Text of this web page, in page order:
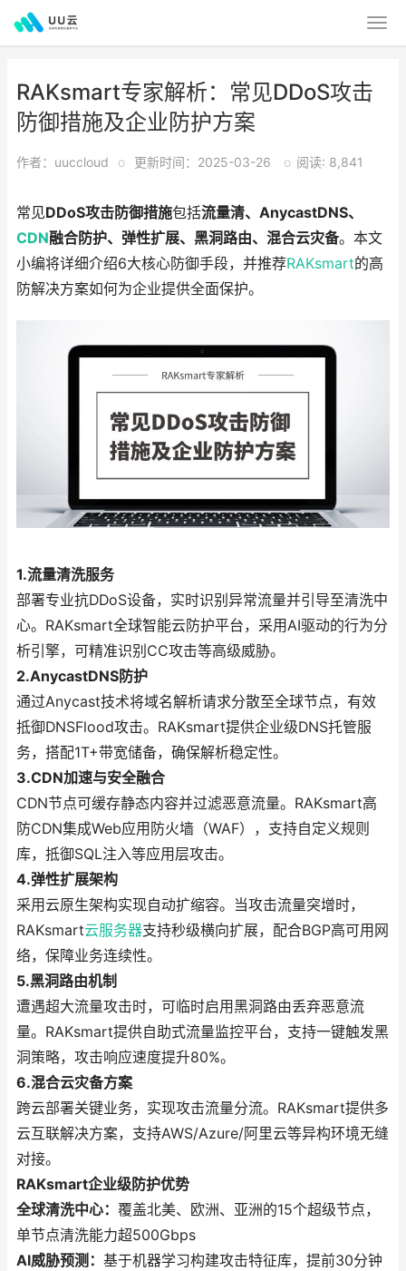
RAKsmart专家解析：常见DDoS攻击
防御措施及企业防护方案
作者：uuccloud o 更新时间：2025-03-26 o 阅读: 8,841
常见DDoS攻击防御措施包括流量清、AnycastDNS、
CDN融合防护、弹性扩展、黑洞路由、混合云灾备。本文
小编将详细介绍6大核心防御手段，并推荐RAKsmart的高
防解决方案如何为企业提供全面保护。
1.流量清洗服务
部署专业抗DDoS设备，实时识别异常流量并引导至清洗中
心。RAKsmart全球智能云防护平台，采用AI驱动的行为分
析引擎，可精准识别CC攻击等高级威胁。
2.AnycastDNS防护
通过Anycast技术将域名解析请求分散至全球节点，有效
抵御DNSFlood攻击。RAKsmart提供企业级DNS托管服
务，搭配1T+带宽储备，确保解析稳定性。
3.CDN加速与安全融合
CDN节点可缓存静态内容并过滤恶意流量。RAKsmart高
防CDN集成Web应用防火墙（WAF），支持自定义规则
库，抵御SQL注入等应用层攻击。
4.弹性扩展架构
采用云原生架构实现自动扩缩容。当攻击流量突增时，
RAKsmart云服务器支持秒级横向扩展，配合BGP高可用网
络，保障业务连续性。
5.黑洞路由机制
遭遇超大流量攻击时，可临时启用黑洞路由丢弃恶意流
量。RAKsmart提供自助式流量监控平台，支持一键触发黑
洞策略，攻击响应速度提升80%。
6.混合云灾备方案
跨云部署关键业务，实现攻击流量分流。RAKsmart提供多
云互联解决方案，支持AWS/Azure/阿里云等异构环境无缝
对接。
RAKsmart企业级防护优势
全球清洗中心： 覆盖北美、欧洲、亚洲的15个超级节点，
单节点清洗能力超500Gbps
AI威胁预测： 基于机器学习构建攻击特征库，提前30分钟